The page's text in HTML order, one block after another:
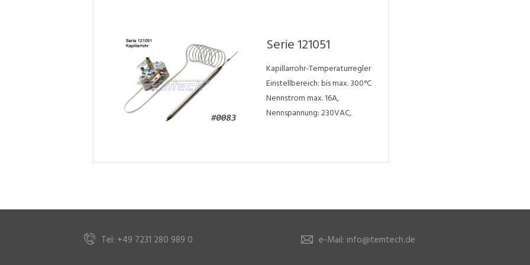
Serie 121051
Kapillarrohr-Temperaturregler
Einstellbereich: bis max. 300°C
Nennstrom max. 16A,
Nennspannung: 230VAC,
Tel: +49 7231 280 989 0 e-Mail: info@temtech.de